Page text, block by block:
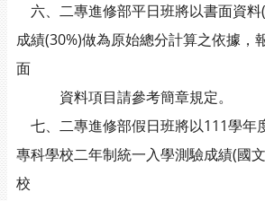
六、二專進修部平日班將以書面資料
成績(30%)做為原始總分計算之依據，
面
資料項目請參考簡章規定。
七、二專進修部假日班將以111學年
專科學校二年制統一入學測驗成績(國
校